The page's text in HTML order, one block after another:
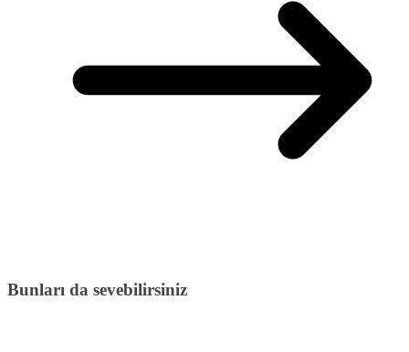
Bunları da sevebilirsiniz